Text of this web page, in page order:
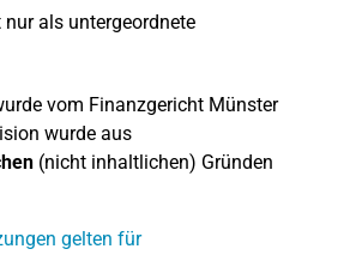
als untergeordnete
vom Finanzgericht Münster
wurde aus
(nicht inhaltlichen) Gründen
gelten für